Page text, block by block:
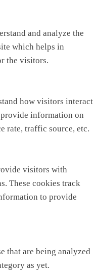
and analyze the
which helps in
the visitors.
how visitors interact
information on
rate, traffic source, etc.
visitors with
These cookies track
to provide
that are being analyzed
as yet.